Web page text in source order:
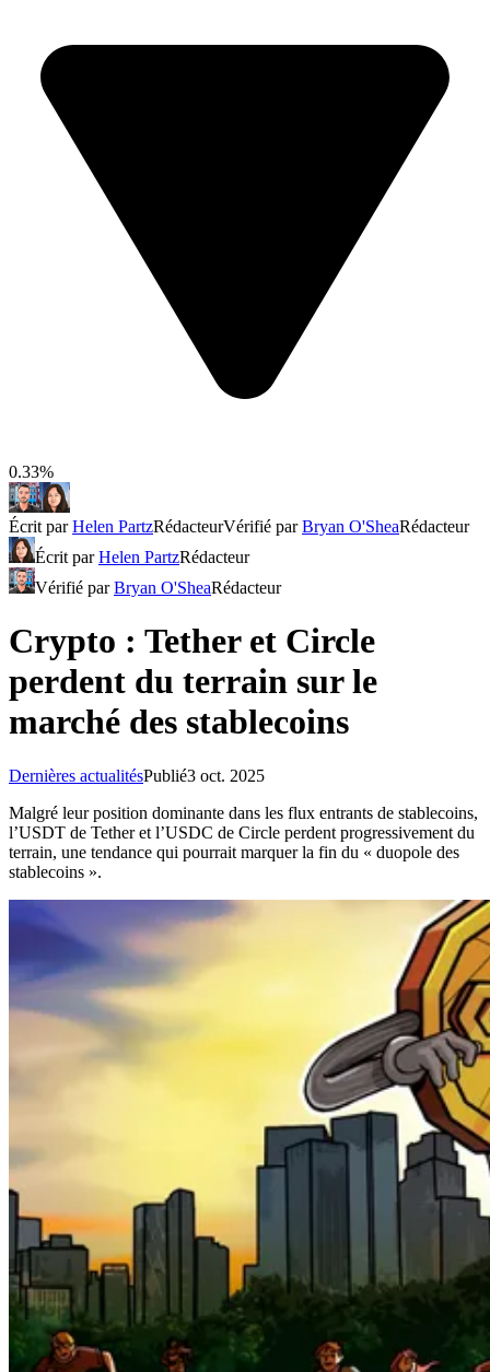
0.33%
Écrit parHelen PartzRédacteurVérifié parBryan O'SheaRédacteur
Écrit parHelen PartzRédacteur
Vérifié parBryan O'SheaRédacteur
Crypto : Tether et Circle
perdent du terrain sur le
marché des stablecoins
Dernières actualitésPublié3 oct. 2025
Malgré leur position dominante dans les flux entrants de stablecoins,
l’USDT de Tether et l’USDC de Circle perdent progressivement du
terrain, une tendance qui pourrait marquer la fin du « duopole des
stablecoins ».